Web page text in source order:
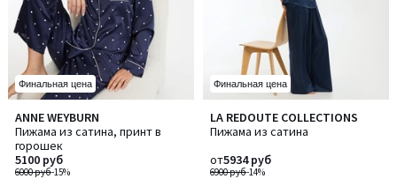
Финальная цена
ANNE WEYBURN
Пижама из сатина, принт в
горошек
6000 руб-15%
5100 руб
4,5
/ 5
Количество
цветов:
2
Финальная цена
LA REDOUTE COLLECTIONS
Пижама из сатина
6900 руб-14%
от5934 руб
4,7
/ 5
Количество
цветов: